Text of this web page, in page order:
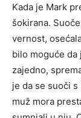
Kada je Mark
šokirana.
vernost,
bilo moguće da
zajedno,
je da se suoči
muž mora